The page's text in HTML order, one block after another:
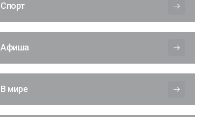
Спорт
Афиша
В мире